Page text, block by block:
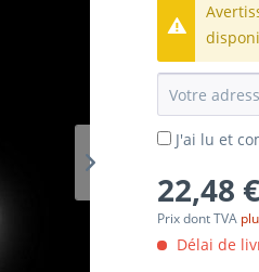
J'ai lu et
22,48
Prix dont TVA
Délai de